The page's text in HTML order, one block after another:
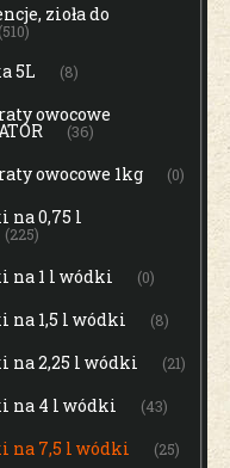
zioła do
(510)
5L (8)
owocowe
(36)
owocowe 1kg (0)
na 0,75 l
(225)
na 1 l wódki (0)
na 1,5 l wódki (8)
na 2,25 l wódki (21)
na 4 l wódki (43)
na 7,5 l wódki (25)